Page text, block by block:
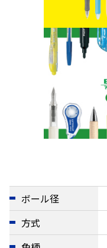
ボール径
方式